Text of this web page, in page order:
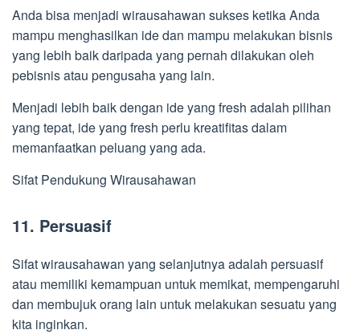
Anda bisa menjadi wirausahawan sukses ketika Anda
mampu menghasilkan ide dan mampu melakukan bisnis
yang lebih baik daripada yang pernah dilakukan oleh
pebisnis atau pengusaha yang lain.
Menjadi lebih baik dengan ide yang fresh adalah pilihan
yang tepat, ide yang fresh perlu kreatifitas dalam
memanfaatkan peluang yang ada.
Sifat Pendukung Wirausahawan
11. Persuasif
Sifat wirausahawan yang selanjutnya adalah persuasif
atau memiliki kemampuan untuk memikat, mempengaruhi
dan membujuk orang lain untuk melakukan sesuatu yang
kita inginkan.